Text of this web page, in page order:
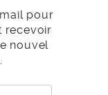
pour
recevoir
nouvel